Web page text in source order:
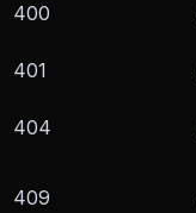
400
401
404
409